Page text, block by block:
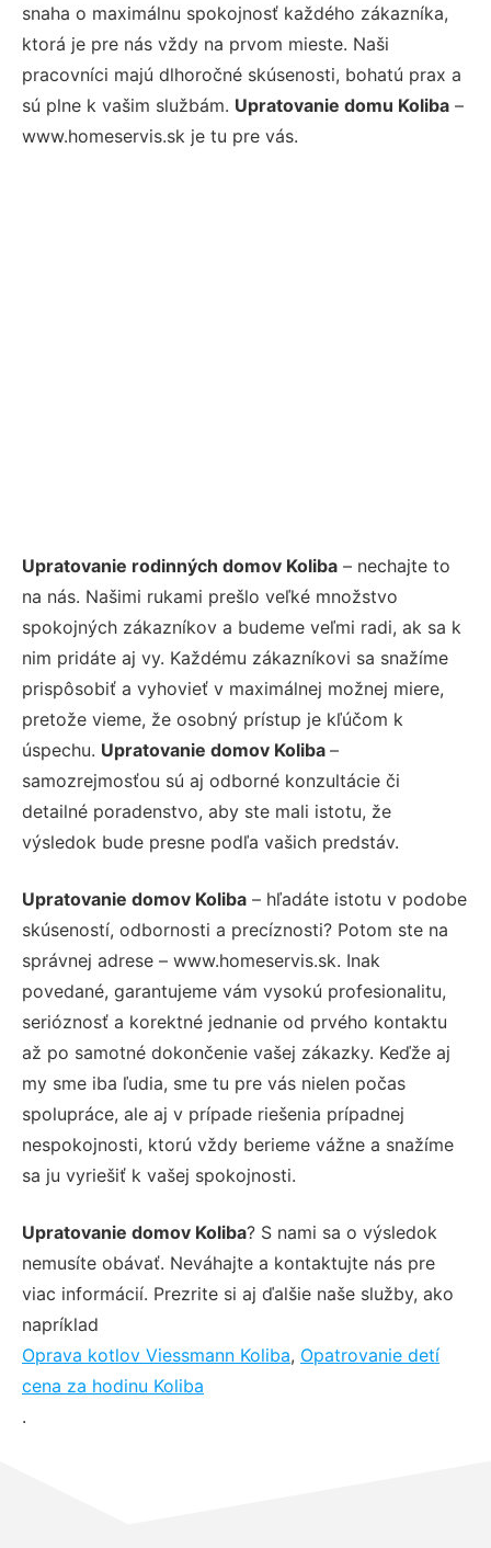
snaha o maximálnu spokojnosť každého zákazníka,
ktorá je pre nás vždy na prvom mieste. Naši
pracovníci majú dlhoročné skúsenosti, bohatú prax a
sú plne k vašim službám. Upratovanie domu Koliba –
www.homeservis.sk je tu pre vás.
Upratovanie rodinných domov Koliba – nechajte to
na nás. Našimi rukami prešlo veľké množstvo
spokojných zákazníkov a budeme veľmi radi, ak sa k
nim pridáte aj vy. Každému zákazníkovi sa snažíme
prispôsobiť a vyhovieť v maximálnej možnej miere,
pretože vieme, že osobný prístup je kľúčom k
úspechu. Upratovanie domov Koliba –
samozrejmosťou sú aj odborné konzultácie či
detailné poradenstvo, aby ste mali istotu, že
výsledok bude presne podľa vašich predstáv.
Upratovanie domov Koliba – hľadáte istotu v podobe
skúseností, odbornosti a precíznosti? Potom ste na
správnej adrese – www.homeservis.sk. Inak
povedané, garantujeme vám vysokú profesionalitu,
serióznosť a korektné jednanie od prvého kontaktu
až po samotné dokončenie vašej zákazky. Keďže aj
my sme iba ľudia, sme tu pre vás nielen počas
spolupráce, ale aj v prípade riešenia prípadnej
nespokojnosti, ktorú vždy berieme vážne a snažíme
sa ju vyriešiť k vašej spokojnosti.
Upratovanie domov Koliba? S nami sa o výsledok
nemusíte obávať. Neváhajte a kontaktujte nás pre
viac informácií. Prezrite si aj ďalšie naše služby, ako
napríklad
Oprava kotlov Viessmann Koliba, Opatrovanie detí
cena za hodinu Koliba
.